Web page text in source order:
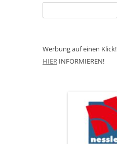
nach:
Werbung auf einen Klick!
HIER INFORMIEREN!